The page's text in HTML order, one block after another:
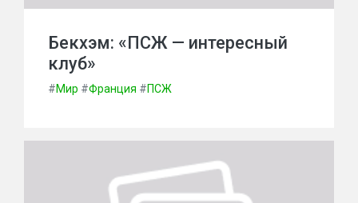
Бекхэм: «ПСЖ — интересный
клуб»
#Мир #Франция #ПСЖ